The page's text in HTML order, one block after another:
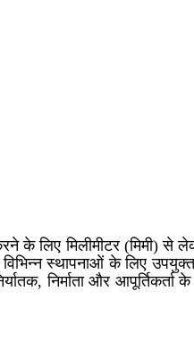
लिए मिलीमीटर (मिमी) से
स्थापनाओं के लिए
निर्माता और